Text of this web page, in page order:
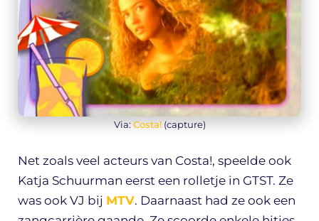
Via: Costa!(capture)
Net zoals veel acteurs van Costa!, speelde ook
Katja Schuurman eerst een rolletje in GTST. Ze
was ook VJ bij MTV. Daarnaast had ze ook een